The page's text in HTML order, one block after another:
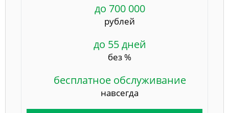
до 700 000
рублей
до 55 дней
без %
бесплатное обслуживание
навсегда